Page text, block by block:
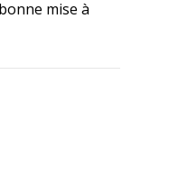
mise à